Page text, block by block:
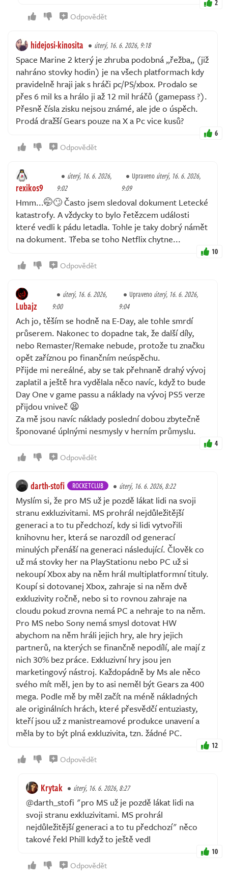
2
Odpovědět
hidejosi-kinosita úterý, 16. 6. 2026, 9:18
Space Marine 2 který je zhruba podobná „řežba„ (již
nahráno stovky hodin) je na všech platformach kdy
pravidelně hraji jak s hráči pc/PS/xbox. Prodalo se
přes 6 mil ks a hrálo ji až 12 mil hráčů (gamepass ?).
Přesně čísla zisku nejsou známé, ale jde o úspěch.
Prodá dražší Gears pouze na X a Pc vice kusů?
6
Odpovědět
rexikos9
úterý, 16. 6. 2026,
9:02
Upravenoúterý, 16. 6. 2026,
9:09
Hmm...🤭🙄 Často jsem sledoval dokument Letecké
katastrofy. A vždycky to bylo řetězcem události
které vedli k pádu letadla. Tohle je taky dobrý námět
na dokument. Třeba se toho Netflix chytne...
10
Odpovědět
Lubajz
úterý, 16. 6. 2026,
9:00
Upravenoúterý, 16. 6. 2026,
9:04
Ach jo, těším se hodně na E-Day, ale tohle smrdí
průserem. Nakonec to dopadne tak, že další díly,
nebo Remaster/Remake nebude, protože tu značku
opět zaříznou po finančním neúspěchu.
Přijde mi nereálné, aby se tak přehnaně drahý vývoj
zaplatil a ještě hra vydělala něco navíc, když to bude
Day One v game passu a náklady na vývoj PS5 verze
přijdou vniveč 😫
Za mě jsou navíc náklady poslední dobou zbytečně
šponované úplnými nesmysly v herním průmyslu.
4
Odpovědět
darth-stofi ROCKETCLUB úterý, 16. 6. 2026, 8:22
Myslím si, že pro MS už je pozdě lákat lidi na svoji
stranu exkluzivitami. MS prohrál nejdůležitější
generaci a to tu předchozí, kdy si lidi vytvořili
knihovnu her, která se narozdíl od generací
minulých přenáší na generaci následující. Člověk co
už má stovky her na PlayStationu nebo PC už si
nekoupí Xbox aby na něm hrál multiplatformní tituly.
Koupí si dotovanej Xbox, zahraje si na něm dvě
exkluzivity ročně, nebo si to rovnou zahraje na
cloudu pokud zrovna nemá PC a nehraje to na něm.
Pro MS nebo Sony nemá smysl dotovat HW
abychom na něm hráli jejich hry, ale hry jejich
partnerů, na kterých se finančně nepodílí, ale mají z
nich 30% bez práce. Exkluzivní hry jsou jen
marketingový nástroj. Každopádně by Ms ale něco
svého mít měl, jen by to asi neměl být Gears za 400
mega. Podle mě by měl začít na méně nákladných
ale originálních hrách, které přesvědčí entuziasty,
kteří jsou už z manistreamové produkce unavení a
měla by to být plná exkluzivita, tzn. žádné PC.
12
Odpovědět
Krytak úterý, 16. 6. 2026, 8:27
@darth_stofi "pro MS už je pozdě lákat lidi na
svoji stranu exkluzivitami. MS prohrál
nejdůležitější generaci a to tu předchozí" něco
takové řekl Phill když to ještě vedl
10
Odpovědět